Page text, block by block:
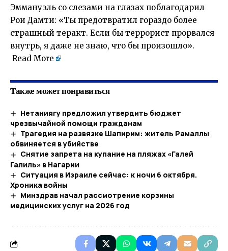
Эммануэль со слезами на глазах поблагодарил
Рои Дамти: «Ты предотвратил гораздо более
страшный теракт. Если бы террорист прорвался
внутрь, я даже не знаю, что бы произошло».
Read More
Также может понравиться
Нетаниягу предложил утвердить бюджет
чрезвычайной помощи гражданам
Трагедия на развязке Шапирим: житель Рамаллы
обвиняется в убийстве
Снятие запрета на купание на пляжах «Галей
Галиль» в Нагарии
Ситуация в Израиле сейчас: к ночи 6 октября.
Хроника войны
Минздрав начал рассмотрение корзины
медицинских услуг на 2026 год